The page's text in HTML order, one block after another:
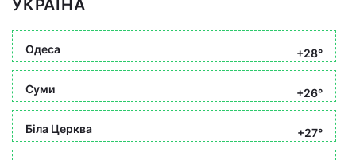
УКРАЇНА
Одеса +28°
Суми +26°
Біла Церква +27°